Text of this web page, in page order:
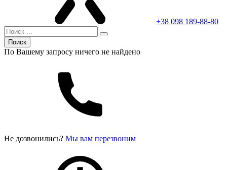
+38 098 189-88-80
Поиск
По Вашему запросу ничего не найдено
Не дозвонились? Мы вам перезвоним